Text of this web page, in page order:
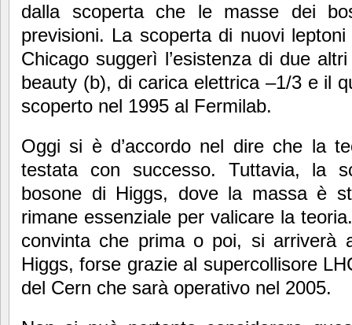
dalla scoperta che le masse dei
previsioni. La scoperta di nuovi
Chicago suggerì l’esistenza di due
beauty (b), di carica elettrica –1/3 e il
scoperto nel 1995 al Fermilab.
Oggi si è d’accordo nel dire che la
testata con successo. Tuttavia, la
bosone di Higgs, dove la massa è
rimane essenziale per valicare la
convinta che prima o poi, si arriverà
Higgs, forse grazie al supercollisore
del Cern che sarà operativo nel 2005.